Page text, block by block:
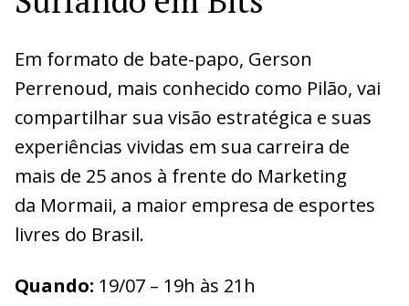
Em formato de bate-papo, Gerson
Perrenoud, mais conhecido como Pilão, vai
compartilhar sua visão estratégica e suas
experiências vividas em sua carreira de
mais de 25 anos à frente do Marketing
da Mormaii, a maior empresa de esportes
livres do Brasil.
Quando: 19/07 – 19h às 21h